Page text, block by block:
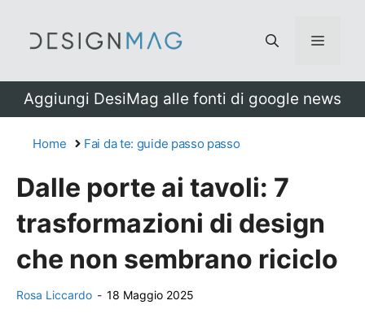
Menu
Aggiungi DesiMag alle fonti di google news
Home Fai da te: guide passo passo
Dalle porte ai tavoli: 7
trasformazioni di design
che non sembrano riciclo
Rosa Liccardo - 18 Maggio 2025